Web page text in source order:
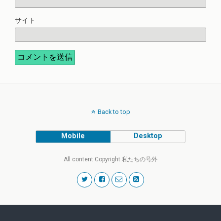
サイト
Back to top
Mobile Desktop
All content Copyright 私たちの号外